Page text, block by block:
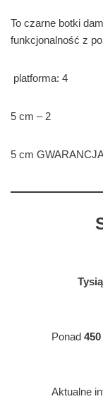
To czarne botki
funkcjonalność z
platforma: 4
5 cm – 2
5 cm
Ponad
Aktualne